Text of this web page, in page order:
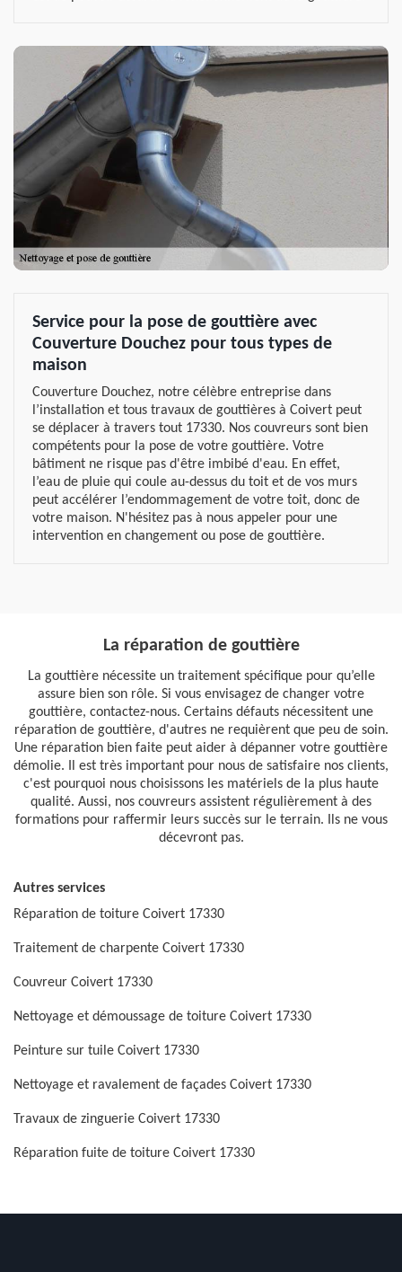
Service pour la pose de gouttière avec
Couverture Douchez pour tous types de
maison
Couverture Douchez, notre célèbre entreprise dans
l’installation et tous travaux de gouttières à Coivert peut
se déplacer à travers tout 17330. Nos couvreurs sont bien
compétents pour la pose de votre gouttière. Votre
bâtiment ne risque pas d'être imbibé d'eau. En effet,
l’eau de pluie qui coule au-dessus du toit et de vos murs
peut accélérer l’endommagement de votre toit, donc de
votre maison. N'hésitez pas à nous appeler pour une
intervention en changement ou pose de gouttière.
La réparation de gouttière
La gouttière nécessite un traitement spécifique pour qu’elle
assure bien son rôle. Si vous envisagez de changer votre
gouttière, contactez-nous. Certains défauts nécessitent une
réparation de gouttière, d'autres ne requièrent que peu de soin.
Une réparation bien faite peut aider à dépanner votre gouttière
démolie. Il est très important pour nous de satisfaire nos clients,
c'est pourquoi nous choisissons les matériels de la plus haute
qualité. Aussi, nos couvreurs assistent régulièrement à des
formations pour raffermir leurs succès sur le terrain. Ils ne vous
décevront pas.
Autres services
Réparation de toiture Coivert 17330
Traitement de charpente Coivert 17330
Couvreur Coivert 17330
Nettoyage et démoussage de toiture Coivert 17330
Peinture sur tuile Coivert 17330
Nettoyage et ravalement de façades Coivert 17330
Travaux de zinguerie Coivert 17330
Réparation fuite de toiture Coivert 17330